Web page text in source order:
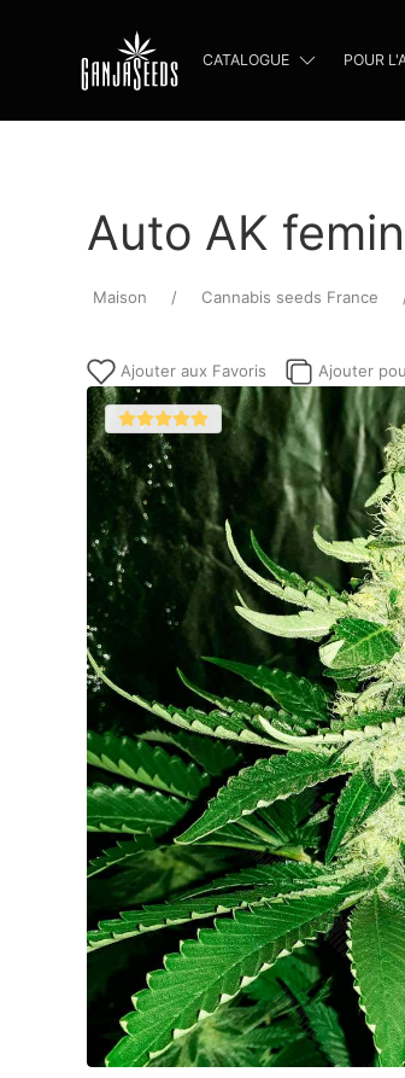
CATALOGUE POUR
Auto AK
Maison Cannabis seeds France
Ajouter aux Favoris Ajouter